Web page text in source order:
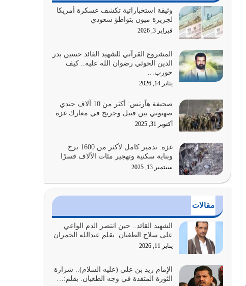
القرآن الكريم هو أهم مصدر لمعرفة رسول الله معرفة
سيرته معرفة شخصيته معرفة عظمته
يوليو 28, 2026
هل نحن من الصالحين؟ قيِّم نفسك هنا اترك القرآن
على أصله وأعرض نفسك، وأعرض ما لديك على…
يوليو 27, 2026
عندما يكون عدوك هو عدو الله معناه أن تكون نقاط
الضعف فيه كثيرة وسينصرك الله عليه إذا…
يوليو 26, 2026
أراد الله لهذه الأمة ان تكون خير امة أخرجت للناس
بالنهوض بالأمر بالمعروف والنهي عن…
يوليو 25, 2026
أي أمة تتفرق في الدين وتتفرق في كيانها معناه أنها
أصبحت أمة عاجزة عن النهوض…
يوليو 23, 2026
يجب أن نعود جميعاً الى القرآن وعندنا أخطاء جميعاً
وثيقة استخباراتية تكشف عسكرة أمريكا
لجزيرة ميون بتواطؤ سعودي
فبراير 3, 2026
المشروع القرآني للشهيد القائد حسين بدر
الدين الحوثي رضوان الله عليه.. كيف
حورب…
يناير 14, 2026
صحيفة هآرتس: أكثر من 10 آلاف جندي
صهيوني بين قتيل وجريح في معارك غزة
أكتوبر 31, 2025
غزة: تدمير كامل لأكثر من 1600 برج
وبناية سكنية وتهجير مئات الآلاف قسرًا
سبتمبر 13, 2025
مقالات
الشهيد القائد.. حين انتصر الدم الواعي
على سلاح الطغيان: بقلم عبدالله الحمران
يناير 11, 2026
الإمام زيد بن علي (عليه السلام).. شرارة
الثورة المتقدة في وجه الطغيان. بقلم:…